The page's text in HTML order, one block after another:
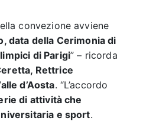
convezione avviene
data della Cerimonia di
di Parigi” – ricorda
Rettrice
d’Aosta. “L’accordo
di attività che
e sport.